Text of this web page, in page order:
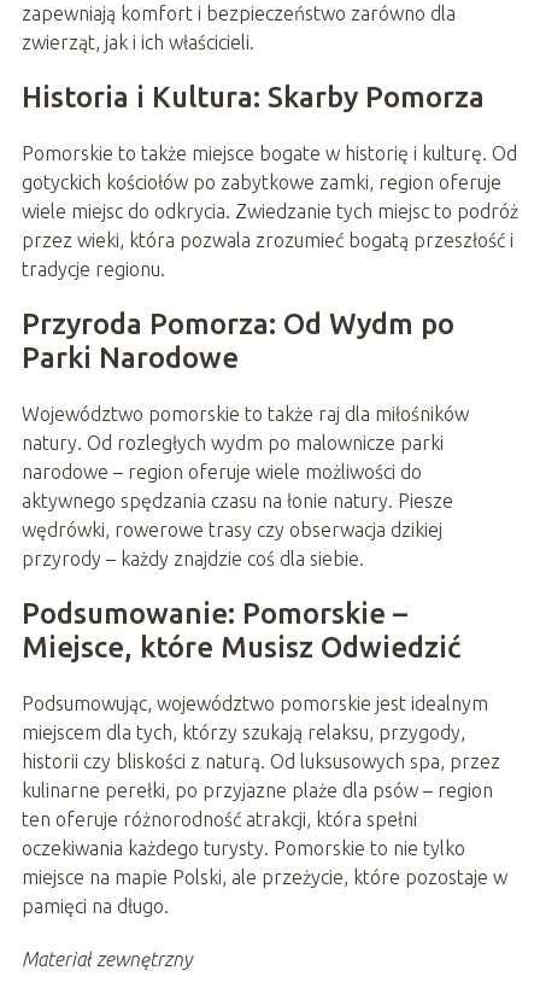
zapewniają komfort i bezpieczeństwo zarówno dla
zwierząt, jak i ich właścicieli.
Historia i Kultura: Skarby Pomorza
Pomorskie to także miejsce bogate w historię i kulturę. Od
gotyckich kościołów po zabytkowe zamki, region oferuje
wiele miejsc do odkrycia. Zwiedzanie tych miejsc to podróż
przez wieki, która pozwala zrozumieć bogatą przeszłość i
tradycje regionu.
Przyroda Pomorza: Od Wydm po
Parki Narodowe
Województwo pomorskie to także raj dla miłośników
natury. Od rozległych wydm po malownicze parki
narodowe – region oferuje wiele możliwości do
aktywnego spędzania czasu na łonie natury. Piesze
wędrówki, rowerowe trasy czy obserwacja dzikiej
przyrody – każdy znajdzie coś dla siebie.
Podsumowanie: Pomorskie –
Miejsce, które Musisz Odwiedzić
Podsumowując, województwo pomorskie jest idealnym
miejscem dla tych, którzy szukają relaksu, przygody,
historii czy bliskości z naturą. Od luksusowych spa, przez
kulinarne perełki, po przyjazne plaże dla psów – region
ten oferuje różnorodność atrakcji, która spełni
oczekiwania każdego turysty. Pomorskie to nie tylko
miejsce na mapie Polski, ale przeżycie, które pozostaje w
pamięci na długo.
Materiał zewnętrzny